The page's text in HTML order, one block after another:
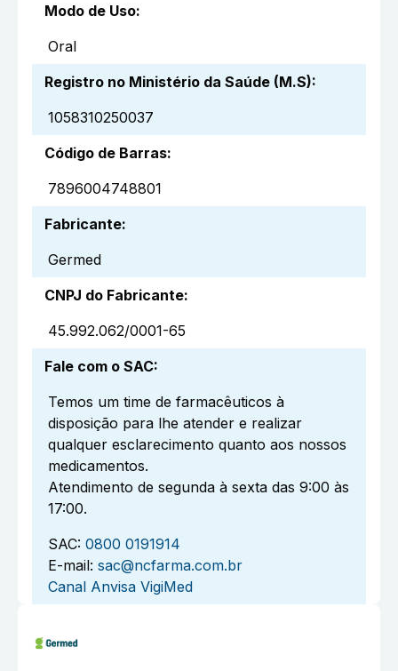
Modo de Uso:
Oral
Registro no Ministério da Saúde (M.S):
1058310250037
Código de Barras:
7896004748801
Fabricante:
Germed
CNPJ do Fabricante:
45.992.062/0001-65
Fale com o SAC:
Temos um time de farmacêuticos à
disposição para lhe atender e realizar
qualquer esclarecimento quanto aos nossos
medicamentos.
Atendimento de segunda à sexta das 9:00 às
17:00.
SAC: 0800 0191914
E-mail: sac@ncfarma.com.br
Canal Anvisa VigiMed